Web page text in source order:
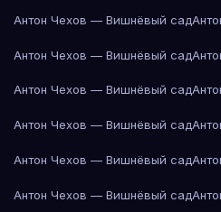
Антон Чехов — Вишнёвый сад
Антон Чехов — Вишнёвый сад
Антон Чехов — Вишнёвый сад
Антон Чехов — Вишнёвый сад
Антон Чехов — Вишнёвый сад
Антон Чехов — Вишнёвый сад